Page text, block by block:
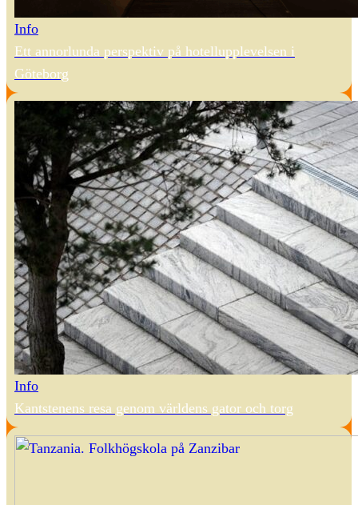
Info
Ett annorlunda perspektiv på hotellupplevelsen i
Göteborg
Info
Kantstenens resa genom världens gator och torg